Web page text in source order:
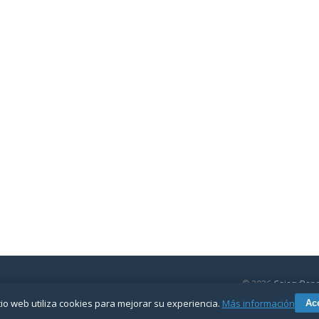
web utiliza cookies para mejorar su experiencia. Más información
© 2026